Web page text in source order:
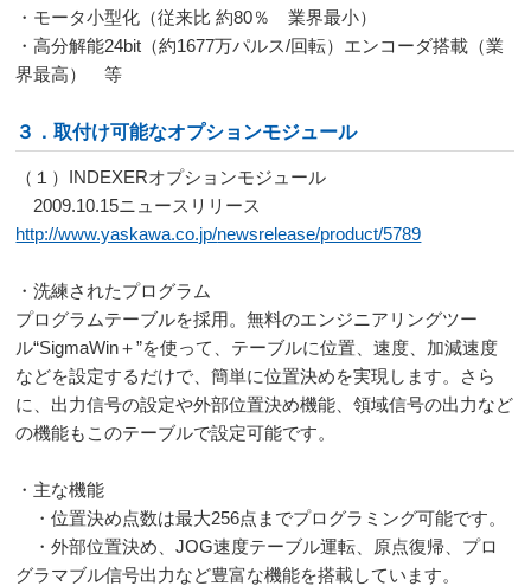
・モータ小型化（従来比 約80％ 業界最小）
・高分解能24bit（約1677万パルス/回転）エンコーダ搭載（業
界最高） 等
３．取付け可能なオプションモジュール
（１）INDEXERオプションモジュール
2009.10.15ニュースリリース
http://www.yaskawa.co.jp/newsrelease/product/5789
・洗練されたプログラム
プログラムテーブルを採用。無料のエンジニアリングツー
ル“SigmaWin＋”を使って、テーブルに位置、速度、加減速度
などを設定するだけで、簡単に位置決めを実現します。さら
に、出力信号の設定や外部位置決め機能、領域信号の出力など
の機能もこのテーブルで設定可能です。
・主な機能
・位置決め点数は最大256点までプログラミング可能です。
・外部位置決め、JOG速度テーブル運転、原点復帰、プロ
グラマブル信号出力など豊富な機能を搭載しています。